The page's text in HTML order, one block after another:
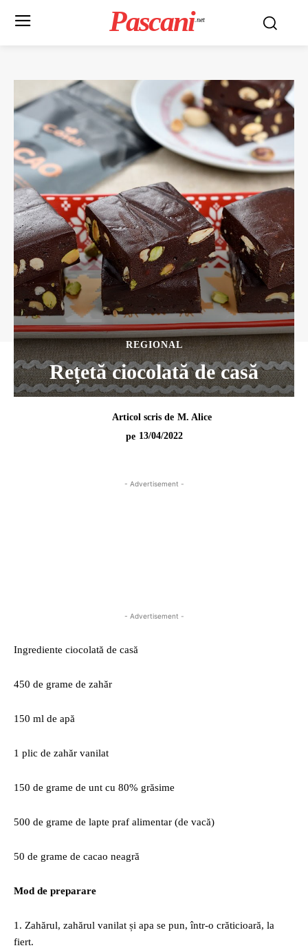
Pascani .net
REGIONAL
Rețetă ciocolată de casă
Articol scris de M. Alice
pe 13/04/2022
- Advertisement -
- Advertisement -
Ingrediente ciocolată de casă
450 de grame de zahăr
150 ml de apă
1 plic de zahăr vanilat
150 de grame de unt cu 80% grăsime
500 de grame de lapte praf alimentar (de vacă)
50 de grame de cacao neagră
Mod de preparare
1. Zahărul, zahărul vanilat și apa se pun, într-o crăticioară, la
fiert.